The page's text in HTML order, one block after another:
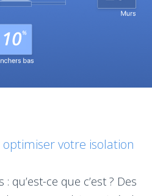
votre isolation
qu’est-ce que c’est ? Des